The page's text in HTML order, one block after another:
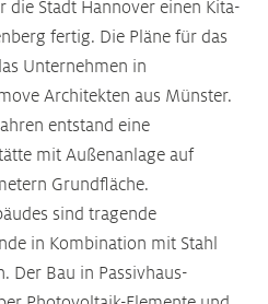
Stadt Hannover einen Kita-
fertig. Die Pläne für das
Unternehmen in
Architekten aus Münster.
entstand eine
mit Außenanlage auf
Grundfläche.
sind tragende
in Kombination mit Stahl
Der Bau in Passivhaus-